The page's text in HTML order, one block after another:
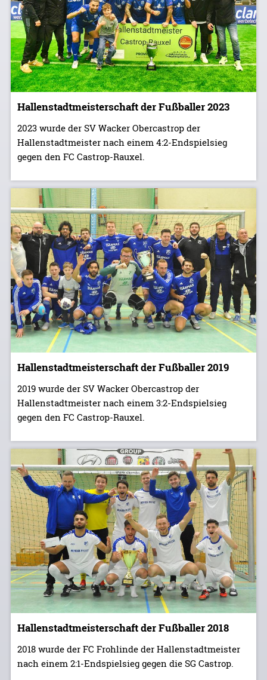
Hallenstadtmeisterschaft der Fußballer 2023
2023 wurde der SV Wacker Obercastrop der
Hallenstadtmeister nach einem 4:2-Endspielsieg
gegen den FC Castrop-Rauxel.
Hallenstadtmeisterschaft der Fußballer 2019
2019 wurde der SV Wacker Obercastrop der
Hallenstadtmeister nach einem 3:2-Endspielsieg
gegen den FC Castrop-Rauxel.
Hallenstadtmeisterschaft der Fußballer 2018
2018 wurde der FC Frohlinde der Hallenstadtmeister
nach einem 2:1-Endspielsieg gegen die SG Castrop.